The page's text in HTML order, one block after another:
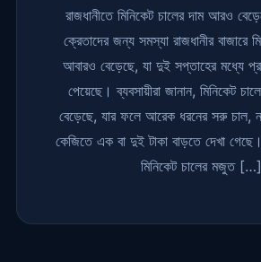
রাজধানীতে মিনিকেট চালের দাম আরও
ক্রেতাদের জন্য সমস্যা রাজধানীর বাজারে
আবারও বেড়েছে, যা দুই সপ্তাহের মধ্যে
পেয়েছে। ব্যবসায়ীরা জানান, মিনিকেট
বেড়েছে, যার ফলে আরেক ধরনের সরু চাল,
কেজিতে এক বা দুই টাকা বাড়তে দেখা গেছে।
মিনিকেট চালের মজুত […]